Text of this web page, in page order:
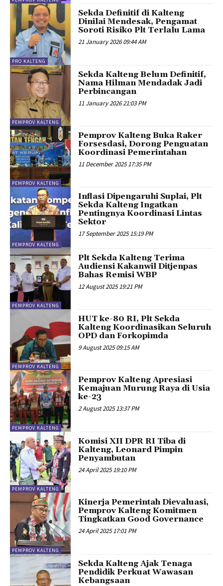
PRO KALTENG
Sekda Definitif di Kalteng
Dinilai Mendesak, Pengamat
Soroti Risiko Plt Terlalu Lama
21 January 2026 09:44 AM
PEMPROV KALTENG
Sekda Kalteng Belum Definitif,
Nama Hilman Mendadak Jadi
Perbincangan
11 January 2026 21:03 PM
PEMPROV KALTENG
Pemprov Kalteng Buka Raker
Forsesdasi, Dorong Penguatan
Koordinasi Pemerintahan
11 December 2025 17:35 PM
PEMPROV KALTENG
Inflasi Dipengaruhi Suplai, Plt
Sekda Kalteng Ingatkan
Pentingnya Koordinasi Lintas
Sektor
17 September 2025 15:19 PM
PEMPROV KALTENG
Plt Sekda Kalteng Terima
Audiensi Kakanwil Ditjenpas
Bahas Remisi WBP
12 August 2025 19:21 PM
PEMPROV KALTENG
HUT ke-80 RI, Plt Sekda
Kalteng Koordinasikan Seluruh
OPD dan Forkopimda
9 August 2025 09:15 AM
PEMPROV KALTENG
Pemprov Kalteng Apresiasi
Kemajuan Murung Raya di Usia
ke-23
2 August 2025 13:37 PM
PEMPROV KALTENG
Komisi XII DPR RI Tiba di
Kalteng, Leonard Pimpin
Penyambutan
24 April 2025 19:10 PM
PEMPROV KALTENG
Kinerja Pemerintah Dievaluasi,
Pemprov Kalteng Komitmen
Tingkatkan Good Governance
24 April 2025 17:01 PM
Sekda Kalteng Ajak Tenaga
Pendidik Perkuat Wawasan
Kebangsaan